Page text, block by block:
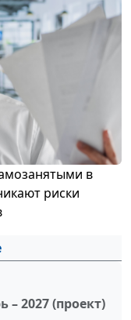
в
риски
2027 (проект)